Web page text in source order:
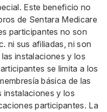
Este beneficio no
de Sentara Medicare
participantes no son
ni sus afiliadas, ni son
instalaciones y los
se limita a los
básica de las
instalaciones y los
participantes. La